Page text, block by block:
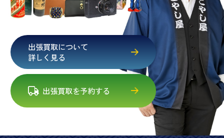
出張買取について
詳しく見る
出張買取を予約する